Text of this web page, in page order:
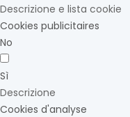
Descrizione e lista cookie
Cookies publicitaires
No
Sì
Descrizione
Cookies d'analyse